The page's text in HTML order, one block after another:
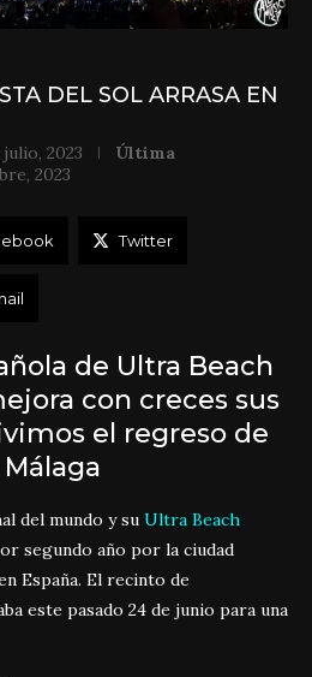
DEL SOL ARRASA EN
julio, 2023
Última
2023
Twitter
de Ultra Beach
con creces sus
el regreso de
del mundo y su Ultra Beach
segundo año por la ciudad
España. El recinto de
este pasado 24 de junio para una